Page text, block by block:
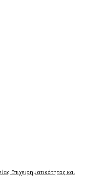
Επιχειρηματικότητας και